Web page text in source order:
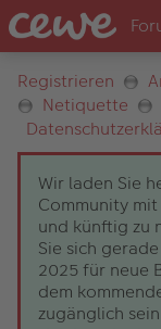
Registrieren
Netiquette
Wir laden Sie
Community
und künftig zu
Sie sich
2025 für neue
dem
zugänglich